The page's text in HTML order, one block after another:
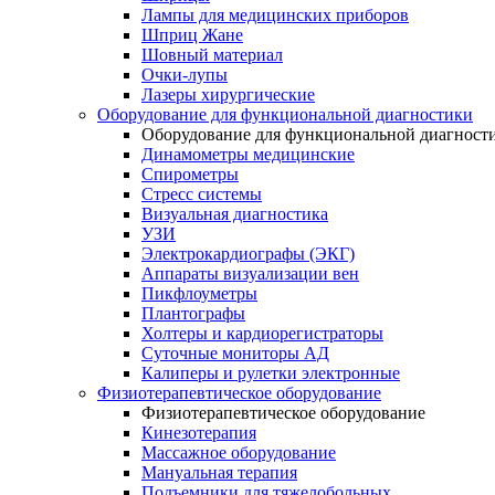
Лампы для медицинских приборов
Шприц Жане
Шовный материал
Очки-лупы
Лазеры хирургические
Оборудование для функциональной диагностики
Оборудование для функциональной
Динамометры медицинские
Спирометры
Стресс системы
Визуальная диагностика
УЗИ
Электрокардиографы (ЭКГ)
Аппараты визуализации вен
Пикфлоуметры
Плантографы
Холтеры и кардиорегистраторы
Суточные мониторы АД
Калиперы и рулетки электронные
Физиотерапевтическое оборудование
Физиотерапевтическое оборудование
Кинезотерапия
Массажное оборудование
Мануальная терапия